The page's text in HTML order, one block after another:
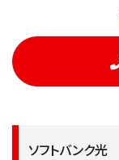
ソフトバンク光